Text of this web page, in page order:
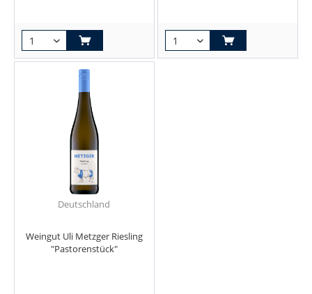
Deutschland
Weingut Uli Metzger Riesling
"Pastorenstück"